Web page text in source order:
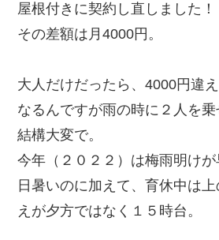
屋根付きに契約し直しました！
その差額は月4000円。
大人だけだったら、4000円違
なるんですが雨の時に２人を
結構大変で。
今年（２０２２）は梅雨明け
日暑いのに加えて、育休中は
えが夕方ではなく１５時台。